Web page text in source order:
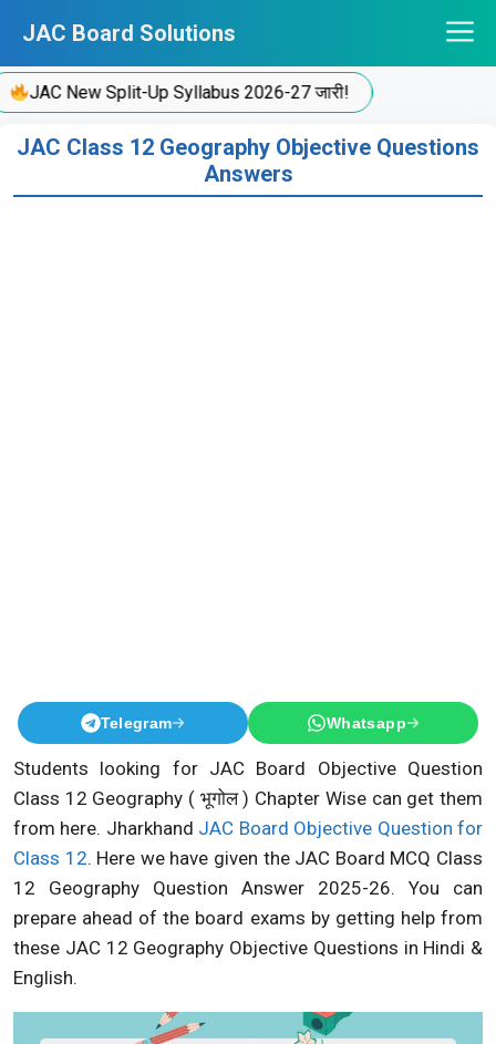
content
JAC Board Solutions
JAC New Split-Up Syllabus 2026-27 जारी!
JAC Class 12 Geography Objective Questions
Answers
Telegram Whatsapp
Students looking for JAC Board Objective Question
Class 12 Geography ( भूगोल ) Chapter Wise can get them
from here. Jharkhand JAC Board Objective Question for
Class 12. Here we have given the JAC Board MCQ Class
12 Geography Question Answer 2025-26. You can
prepare ahead of the board exams by getting help from
these JAC 12 Geography Objective Questions in Hindi &
English.